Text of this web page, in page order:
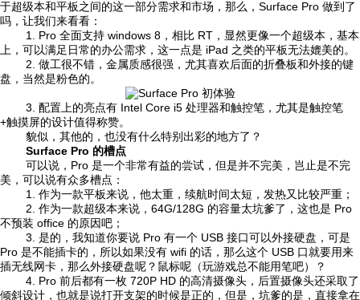
于超级本和平板之间的这一部分需求和市场，那么，Surface Pro 做到了
吗，让我们来看看：
1. Pro 全面支持 windows 8，相比 RT，显然更像一个超级本，基本
上，可以满足日常的办公需求，这一点是 iPad 之类的平板无法媲美的。
2. 做工很不错，金属质感很强，尤其喜欢后面的折叠板和外接的键
盘，当然是粉色的。
3. 配置上的亮点有 Intel Core i5 处理器和触控笔，尤其是触控笔
+触摸屏的设计值得称赞。
貌似，其他的，也没有什么特别出彩的地方了？
Surface Pro 的槽点
可以说，Pro 是一个非常有益的尝试，但是并不完美，岂止是不完
美，可以说有众多槽点：
1. 作为一款平板来说，他太重，续航时间太短，发热又比较严重；
2. 作为一款超级本来说，64G/128G 的容量太坑爹了，这也是 Pro
不预装 office 的原因吧；
3. 是的，我知道你要说 Pro 有一个 USB 接口可以外接硬盘，可是
Pro 是不能插卡的，所以如果没有 wifi 的话，那么这个 USB 口就要用来
插无线网卡，那么外接硬盘呢？鼠标呢（玩游戏总不能用笔吧）？
4. Pro 前后都有一枚 720P HD 的高清摄像头，后置摄像头还采取了
倾斜设计，也就是说打开支架的时候是正的，但是，坑爹的是，直接拿在